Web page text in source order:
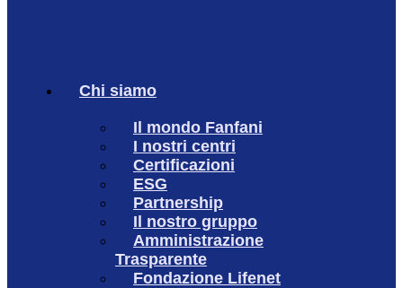
Chi siamo
Il mondo Fanfani
I nostri centri
Certificazioni
ESG
Partnership
Il nostro gruppo
Amministrazione
Trasparente
Fondazione Lifenet